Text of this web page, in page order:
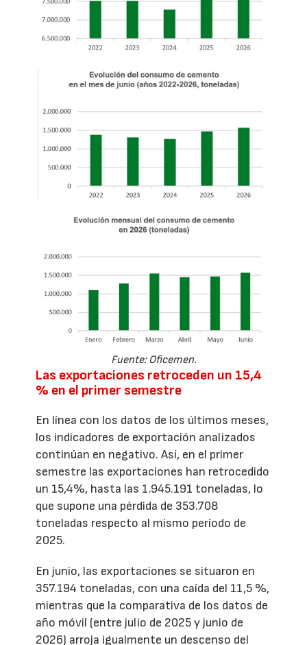
Fuente: Oficemen.
Las exportaciones retroceden un 15,4
% en el primer semestre
En línea con los datos de los últimos meses,
los indicadores de exportación analizados
continúan en negativo. Así, en el primer
semestre las exportaciones han retrocedido
un 15,4%, hasta las 1.945.191 toneladas, lo
que supone una pérdida de 353.708
toneladas respecto al mismo período de
2025.
En junio, las exportaciones se situaron en
357.194 toneladas, con una caída del 11,5 %,
mientras que la comparativa de los datos de
año móvil (entre julio de 2025 y junio de
2026) arroja igualmente un descenso del